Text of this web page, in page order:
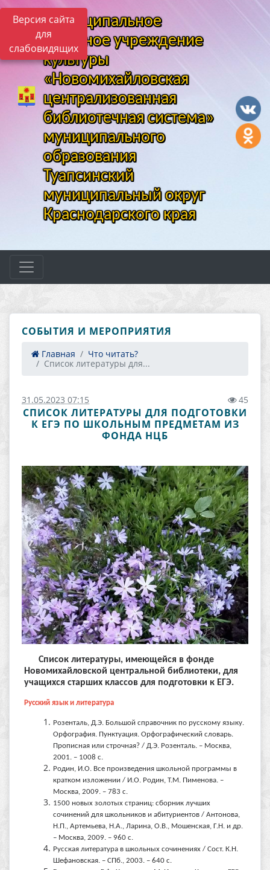
Версия сайта
для
слабовидящих
Муниципальное
казенное учреждение
культуры
«Новомихайловская
централизованная
библиотечная система»
муниципального
образования
Туапсинский
муниципальный округ
Краснодарского края
СОБЫТИЯ И МЕРОПРИЯТИЯ
Главная
Что читать?
Список литературы для...
31.05.2023 07:15 45
СПИСОК ЛИТЕРАТУРЫ ДЛЯ ПОДГОТОВКИ
К ЕГЭ ПО ШКОЛЬНЫМ ПРЕДМЕТАМ ИЗ
ФОНДА НЦБ
Список литературы, имеющейся в фонде
Новомихайловской центральной библиотеки, для
учащихся старших классов для подготовки к ЕГЭ.
Русский язык и литература
Розенталь, Д.Э. Большой справочник по русскому языку.
Орфография. Пунктуация. Орфографический словарь.
Прописная или строчная? / Д.Э. Розенталь. – Москва,
2001. – 1008 с.
Родин, И.О. Все произведения школьной программы в
кратком изложении / И.О. Родин, Т.М. Пименова. –
Москва, 2009. – 783 с.
1500 новых золотых страниц: сборник лучших
сочинений для школьников и абитуриентов / Антонова,
Н.П., Артемьева, Н.А., Ларина, О.В., Мошенская, Г.Н. и др.
– Москва, 2009. – 960 с.
Русская литература в школьных сочинениях / Сост. К.Н.
Шефановская. – СПб., 2003. – 640 с.